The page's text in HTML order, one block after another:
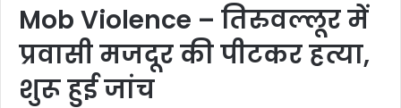
Mob Violence – तिरुवल्लूर में
प्रवासी मजदूर की पीटकर हत्या,
शुरू हुई जांच